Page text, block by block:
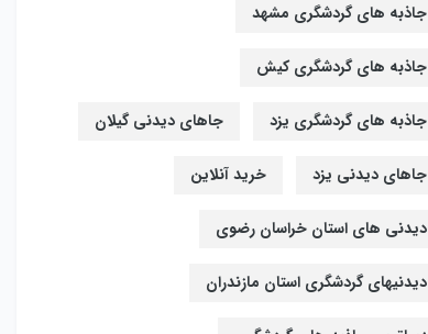
جاذبه های گردشگری مشهد
جاذبه های گردشگری کیش
جاذبه های گردشگری یزد جاهای دیدنی گیلان
جاهای دیدنی یزد خرید آنلاین
دیدنی های استان خراسان رضوی
دیدنیهای گردشگری استان مازندران